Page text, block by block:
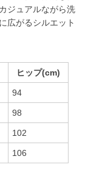
ジュアルながら洗
広がるシルエット
ヒップ(cm)
94
98
102
106